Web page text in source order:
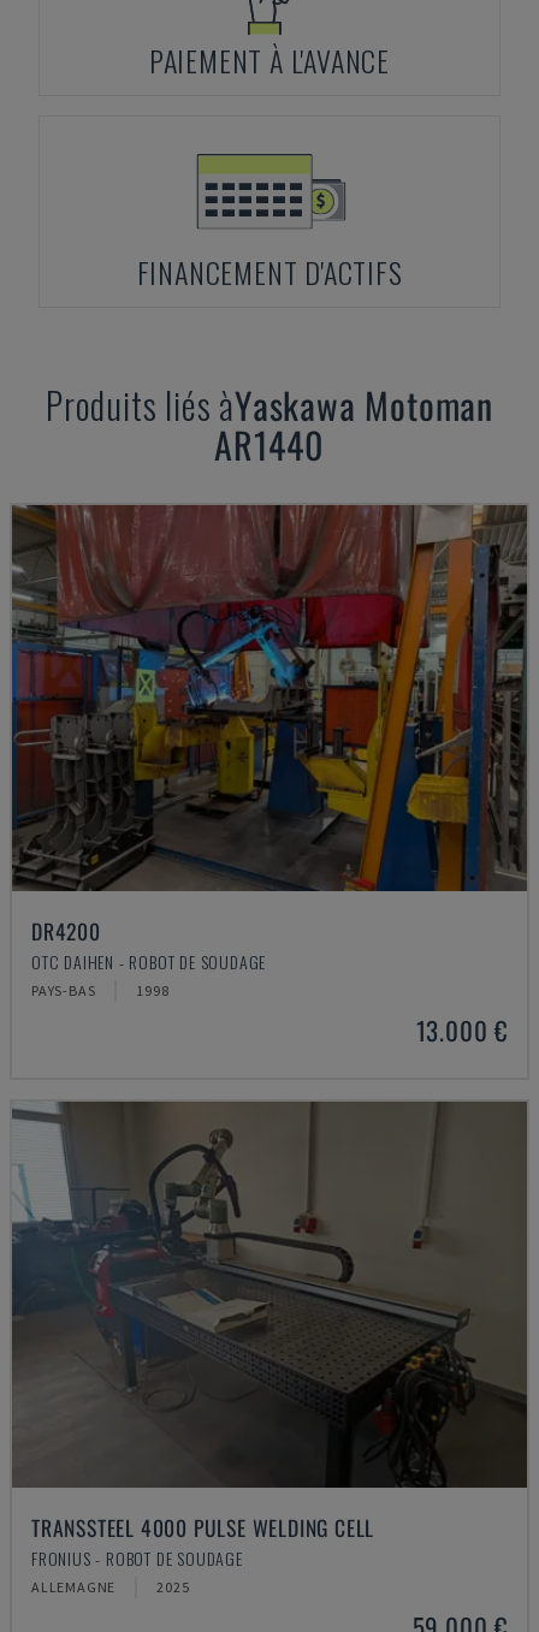
PAIEMENT À L'AVANCE
FINANCEMENT D'ACTIFS
Produits liés àYaskawa Motoman
AR1440
DR4200
OTC DAIHEN - ROBOT DE SOUDAGE
PAYS-BAS 1998
13.000 €
TRANSSTEEL 4000 PULSE WELDING CELL
FRONIUS - ROBOT DE SOUDAGE
ALLEMAGNE 2025